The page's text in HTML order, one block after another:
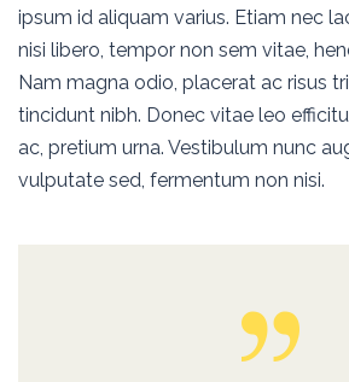
ipsum id aliquam varius. Etiam nec
nisi libero, tempor non sem vitae,
Nam magna odio, placerat ac risus
tincidunt nibh. Donec vitae leo
ac, pretium urna. Vestibulum nunc
vulputate sed, fermentum non nisi.